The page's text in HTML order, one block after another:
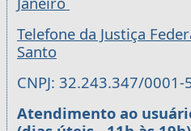
Telefone da Justiça
Santo
CNPJ: 32.243.347/0001-
Atendimento ao